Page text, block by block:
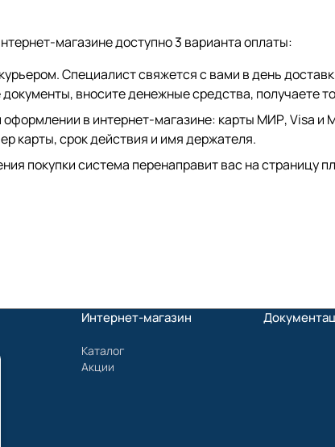
магазине доступно 3 варианта оплаты:
Специалист свяжется с вами в день
вносите денежные средства, получаете
в интернет-магазине: карты МИР, Visa и
карты, срок действия и имя держателя.
покупки система перенаправит вас на страницу
Интернет-магазин
Каталог
Акции